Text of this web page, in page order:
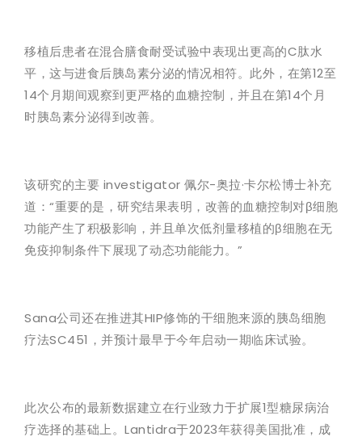
移植后患者在混合膳食耐受试验中表现出更高的C肽水
平，这与进食后胰岛素分泌的情况相符。此外，在第12至
14个月期间观察到更严格的血糖控制，并且在第14个月
时胰岛素分泌得到改善。
该研究的主要 investigator 佩尔-奥拉·卡尔松博士补充
道：“重要的是，研究结果表明，改善的血糖控制对β细胞
功能产生了积极影响，并且单次低剂量移植的β细胞在无
免疫抑制条件下展现了动态功能能力。”
Sana公司还在推进其HIP修饰的干细胞来源的胰岛细胞
疗法SC451，并预计最早于今年启动一期临床试验。
此次公布的最新数据建立在行业致力于扩展1型糖尿病治
疗选择的基础上。Lantidra于2023年获得美国批准，成